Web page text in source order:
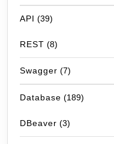
API (39)
REST (8)
Swagger (7)
Database (189)
DBeaver (3)